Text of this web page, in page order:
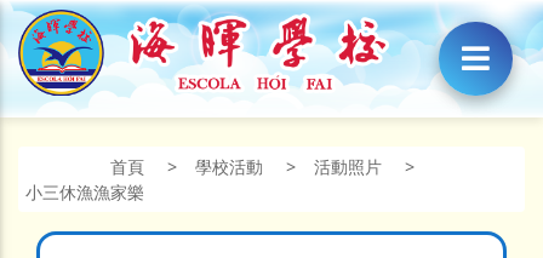
首頁 > 學校活動 > 活動照片
>
小三休漁漁家樂